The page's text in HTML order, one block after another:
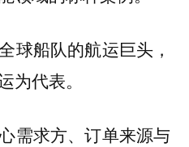
球船队的航运巨头，
为代表。
需求方、订单来源与